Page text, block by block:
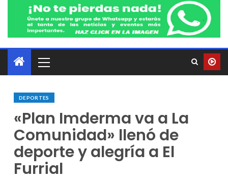
DEPORTES
«Plan Imderma va a La
Comunidad» llenó de
deporte y alegría a El
Furrial